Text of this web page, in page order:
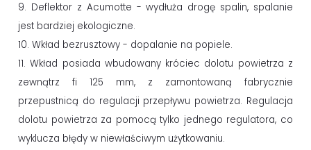
9. Deflektor z Acumotte - wydłuża drogę spalin, spalanie
jest bardziej ekologiczne.
10. Wkład bezrusztowy - dopalanie na popiele.
11. Wkład posiada wbudowany króciec dolotu powietrza z
zewnątrz fi 125 mm, z zamontowaną fabrycznie
przepustnicą do regulacji przepływu powietrza. Regulacja
dolotu powietrza za pomocą tylko jednego regulatora, co
wyklucza błędy w niewłaściwym użytkowaniu.